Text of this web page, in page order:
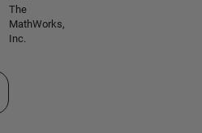
The
MathWorks,
Inc.